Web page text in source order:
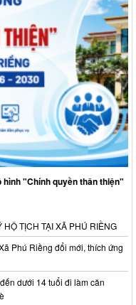
"Chính quyền thân thiện"
TỊCH TẠI XÃ PHÚ RIỀNG
Phú Riềng đổi mới, thích ứng
dưới 14 tuổi đi làm căn